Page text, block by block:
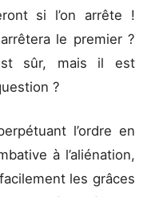
si l’on arrête !
le premier ?
sûr, mais il est
?
l’ordre en
à l’aliénation,
les grâces